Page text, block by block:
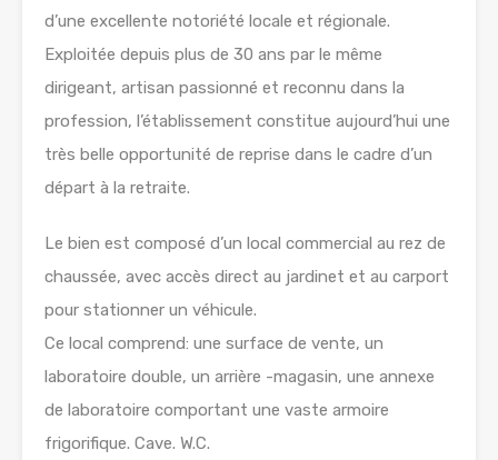
d’une excellente notoriété locale et régionale.
Exploitée depuis plus de 30 ans par le même
dirigeant, artisan passionné et reconnu dans la
profession, l’établissement constitue aujourd’hui une
très belle opportunité de reprise dans le cadre d’un
départ à la retraite.
Le bien est composé d’un local commercial au rez de
chaussée, avec accès direct au jardinet et au carport
pour stationner un véhicule.
Ce local comprend: une surface de vente, un
laboratoire double, un arrière -magasin, une annexe
de laboratoire comportant une vaste armoire
frigorifique. Cave. W.C.